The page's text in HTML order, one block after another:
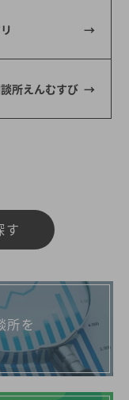
所えんむすび
す
所を